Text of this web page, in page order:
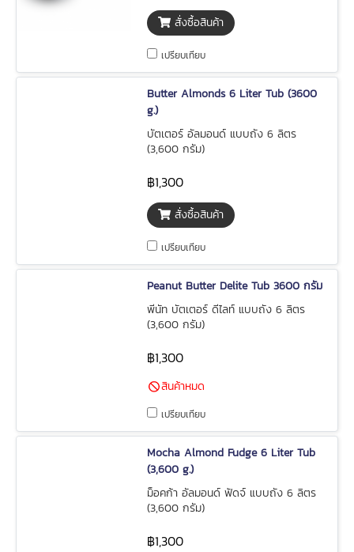
สั่งซื้อสินค้า
เปรียบเทียบ
Butter Almonds 6 Liter Tub (3600
g.)
บัตเตอร์ อัลมอนด์ แบบถัง 6 ลิตร
(3,600 กรัม)
฿1,300
สั่งซื้อสินค้า
เปรียบเทียบ
Peanut Butter Delite Tub 3600 กรัม
พีนัท บัตเตอร์ ดีไลท์ แบบถัง 6 ลิตร
(3,600 กรัม)
฿1,300
สินค้าหมด
เปรียบเทียบ
Mocha Almond Fudge 6 Liter Tub
(3,600 g.)
ม็อคก้า อัลมอนด์ ฟัดจ์ แบบถัง 6 ลิตร
(3,600 กรัม)
฿1,300